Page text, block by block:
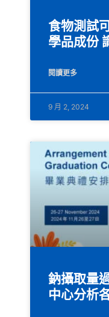
食物測試
學品成份
閱讀更多
9 月 2, 2024
鈉攝取量
中心分析